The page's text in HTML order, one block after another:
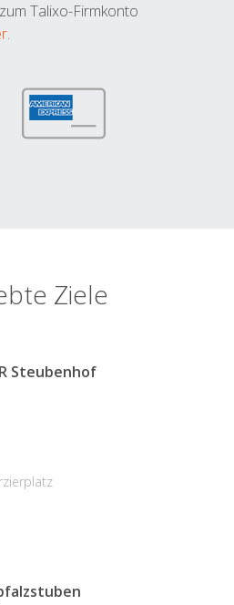
Talixo-Firmkonto
.
Ziele
Steubenhof